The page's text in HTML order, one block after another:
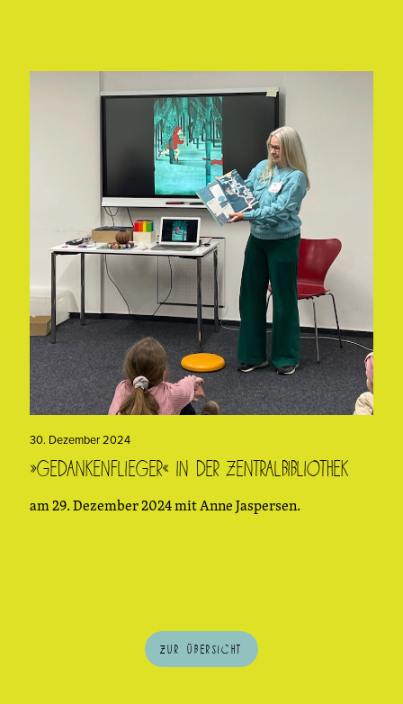
30. Dezember 2024
»Gedankenflieger« in der Zentralbibliothek
am 29. Dezember 2024 mit Anne Jaspersen.
Zur Übersicht